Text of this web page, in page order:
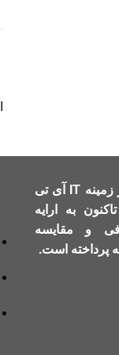
بانه ممتاز سایتی تخصصی در زمینه IT آی تی
میباشد که از سال 1396 تاکنون به ارایه
و مقایسه
پرداخته است.